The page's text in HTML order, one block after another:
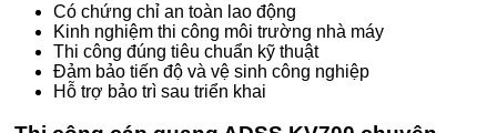
Có chứng chỉ an toàn lao động
Kinh nghiệm thi công môi trường nhà máy
Thi công đúng tiêu chuẩn kỹ thuật
Đảm bảo tiến độ và vệ sinh công nghiệp
Hỗ trợ bảo trì sau triển khai